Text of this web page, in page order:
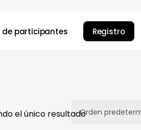
de participantes Registro
el único resultado